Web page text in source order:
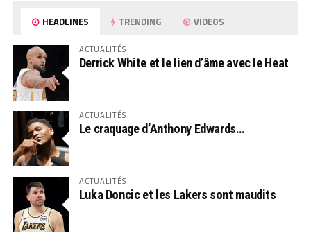
HEADLINES TRENDING VIDEOS
ACTUALITÉS
Derrick White et le lien d’âme avec le Heat
ACTUALITÉS
Le craquage d’Anthony Edwards…
ACTUALITÉS
Luka Doncic et les Lakers sont maudits